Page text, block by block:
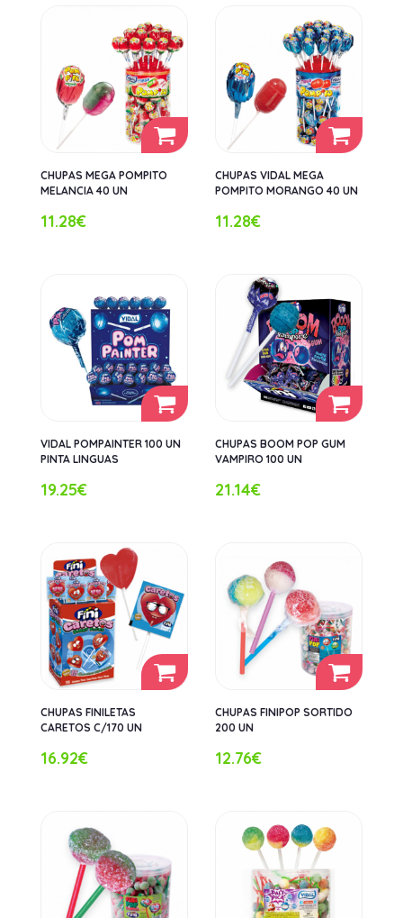
CHUPAS MEGA POMPITO
MELANCIA 40 UN
11.28€
CHUPAS VIDAL MEGA
POMPITO MORANGO 40 UN
11.28€
VIDAL POMPAINTER 100 UN
PINTA LINGUAS
19.25€
CHUPAS BOOM POP GUM
VAMPIRO 100 UN
21.14€
CHUPAS FINILETAS
CARETOS C/170 UN
16.92€
CHUPAS FINIPOP SORTIDO
200 UN
12.76€